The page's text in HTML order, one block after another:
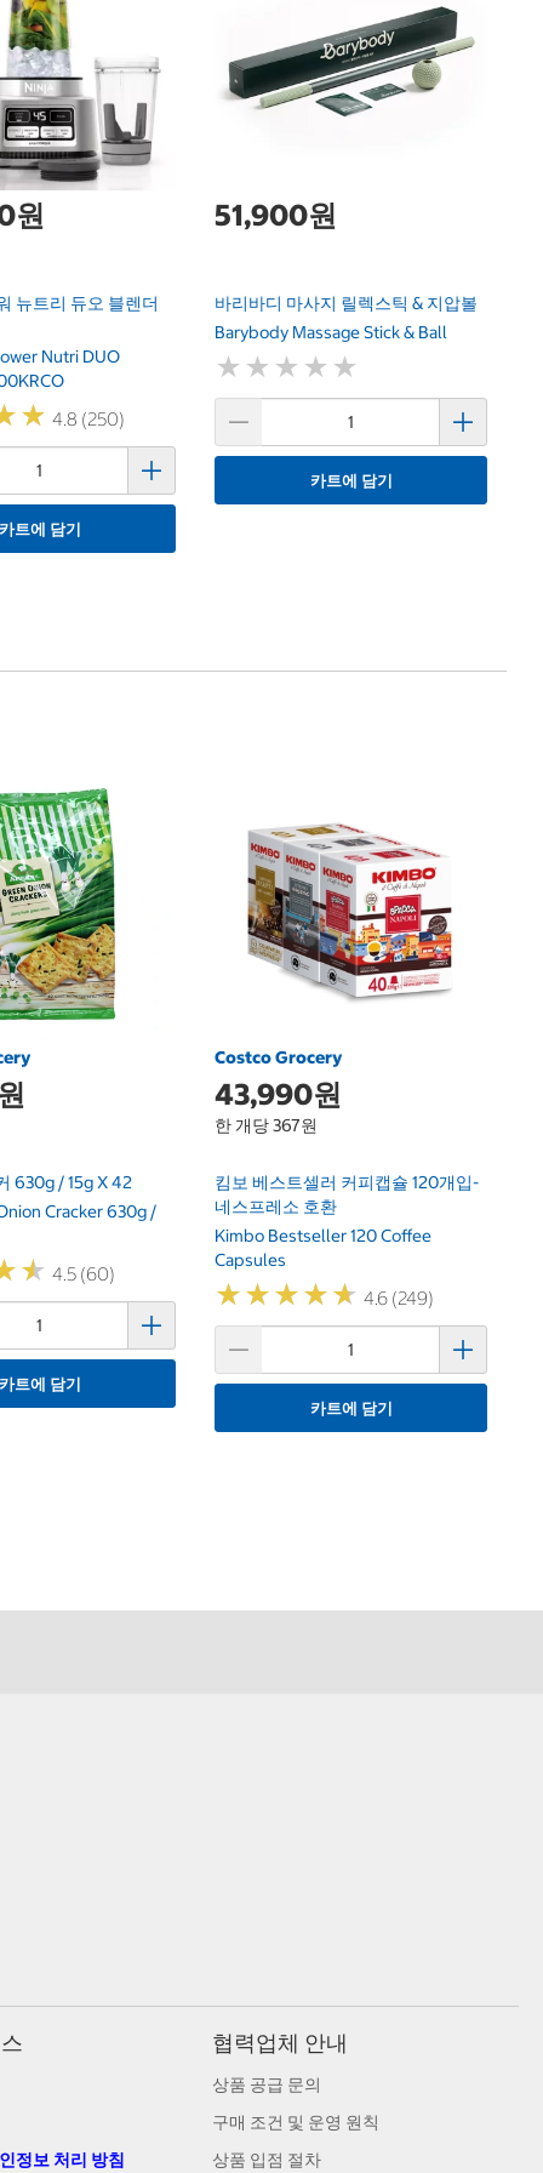
원
뉴트리 듀오 블렌더
Nutri DUO
★
★ 4.8 (250)
트에 담기
51,900원
바리바디 마사지 릴렉스틱 & 지압볼
Barybody Massage Stick & Ball
★ ★ ★ ★ ★
★ ★ ★ ★ ★
카트에 담기
630g / 15g X 42
Cracker 630g /
★
★ 4.5 (60)
트에 담기
Costco Grocery
43,990원
한 개당 367원
킴보 베스트셀러 커피캡슐 120개입-
네스프레소 호환
Kimbo Bestseller 120 Coffee
Capsules
★★★★★
★★★★★ 4.6 (249)
카트에 담기
정보 처리 방침
협력업체 안내
상품 공급 문의
구매 조건 및 운영 원칙
상품 입점 절차